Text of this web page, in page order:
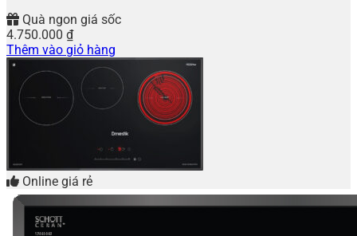
Quà ngon giá sốc
4.750.000 ₫
Thêm vào giỏ hàng
Online giá rẻ